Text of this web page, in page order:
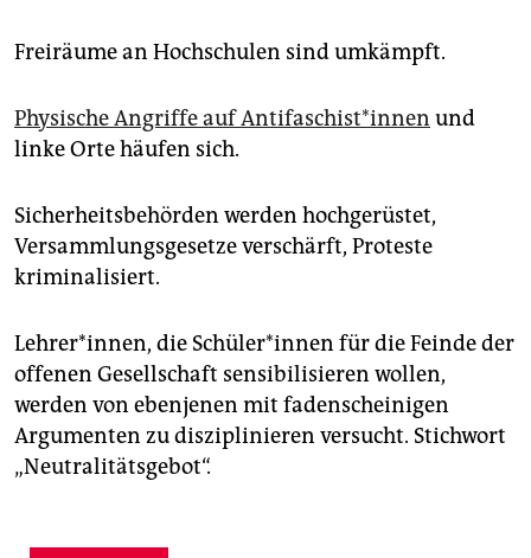
Freiräume an Hochschulen sind umkämpft.
Physische Angriffe auf An­ti­fa­schis­t*in­nen und
linke Orte häufen sich.
Sicherheitsbehörden werden hochgerüstet,
Versammlungsgesetze verschärft, Proteste
kriminalisiert.
Lehrer*innen, die Schü­le­r*in­nen für die Feinde der
offenen Gesellschaft sensibilisieren wollen,
werden von ebenjenen mit fadenscheinigen
Argumenten zu disziplinieren versucht. Stichwort
„Neutralitätsgebot“.